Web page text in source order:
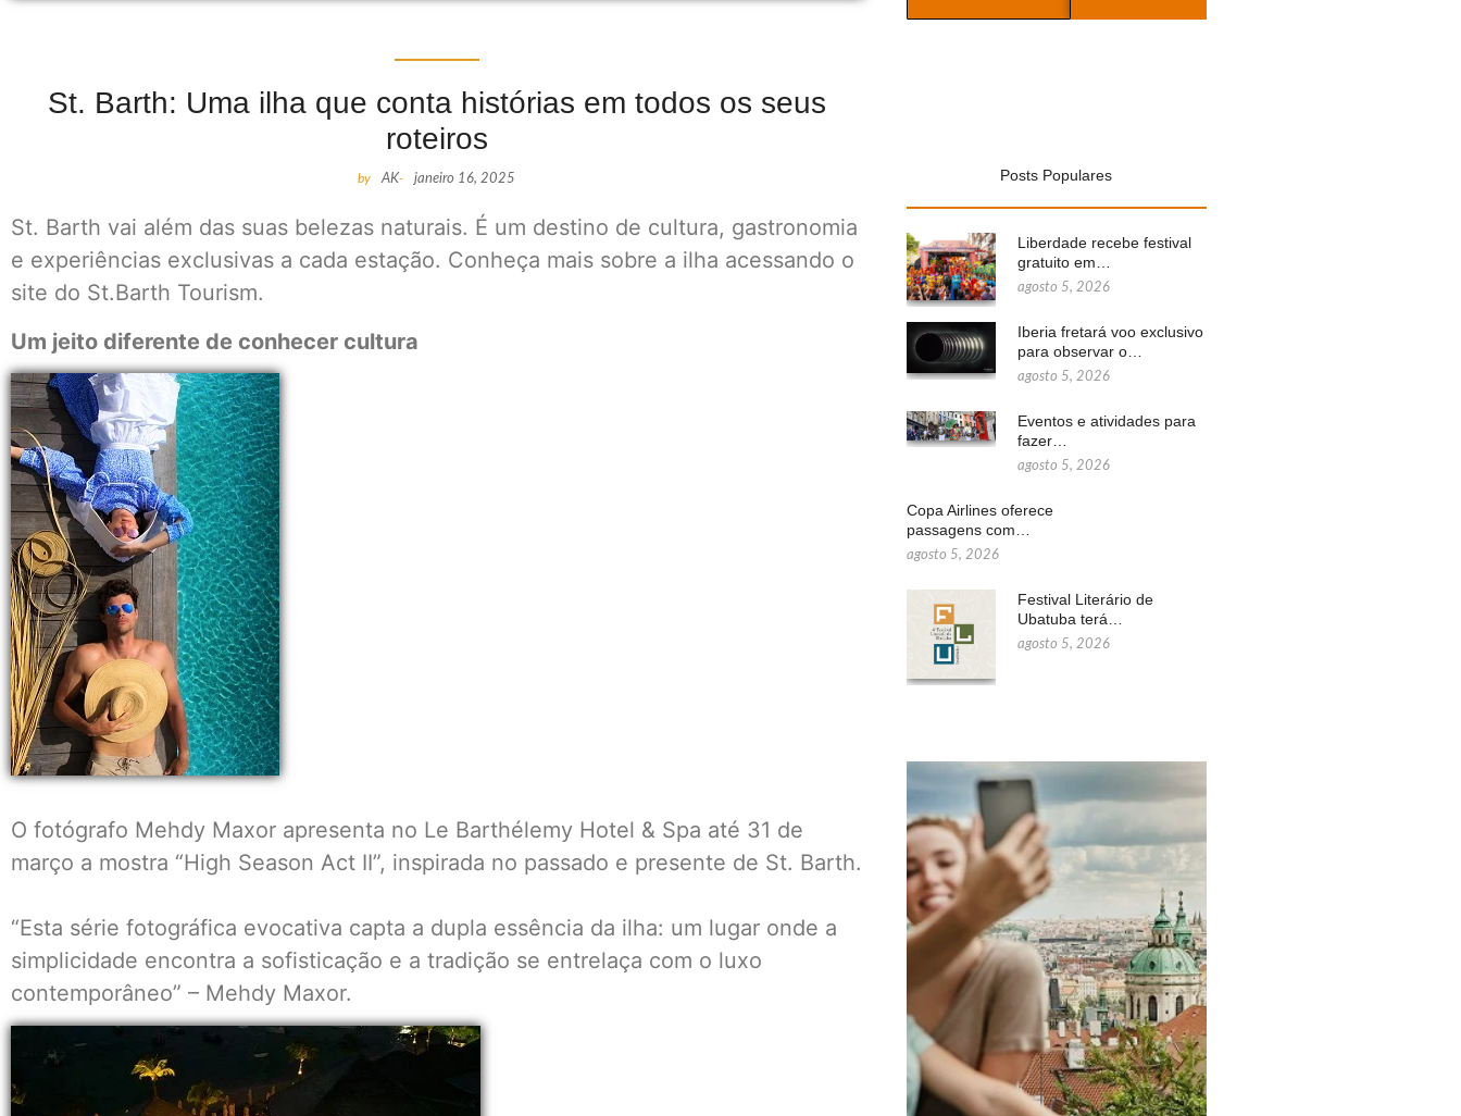
St. Barth: Uma ilha que conta histórias em todos os seus
roteiros​
by AK- janeiro 16, 2025
St. Barth vai além das suas belezas naturais. É um destino de cultura, gastronomia
e experiências exclusivas a cada estação. Conheça mais sobre a ilha acessando o
site do St.Barth Tourism.
Um jeito diferente de conhecer cultura
O fotógrafo Mehdy Maxor apresenta no Le Barthélemy Hotel & Spa até 31 de
março a mostra “High Season Act II”, inspirada no passado e presente de St. Barth.
“Esta série fotográfica evocativa capta a dupla essência da ilha: um lugar onde a
simplicidade encontra a sofisticação e a tradição se entrelaça com o luxo
contemporâneo” – Mehdy Maxor.
Posts Populares
Liberdade recebe festival
gratuito em…
agosto 5, 2026
Iberia fretará voo exclusivo
para observar o…
agosto 5, 2026
Eventos e atividades para
fazer…
agosto 5, 2026
Copa Airlines oferece
passagens com…
agosto 5, 2026
Festival Literário de
Ubatuba terá…
agosto 5, 2026